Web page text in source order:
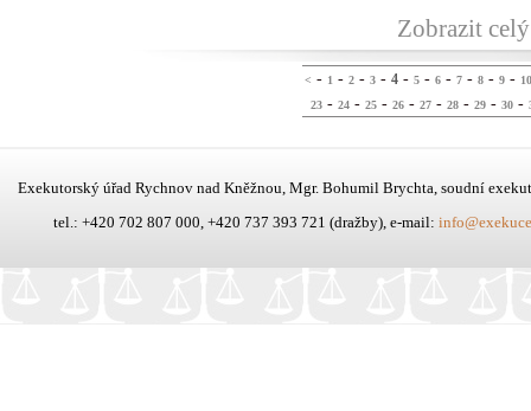
Zobrazit
< - 1 - 2 - 3 - 4 - 5 - 6 - 7 - 8 - 9 - 10
23 - 24 - 25 - 26 - 27 - 28 - 29 - 30 -
Exekutorský úřad Rychnov nad Kněžnou, Mgr. Bohumil Brychta, soudní
tel.: +420 702 807 000, +420 737 393 721 (dražby), e-mail: